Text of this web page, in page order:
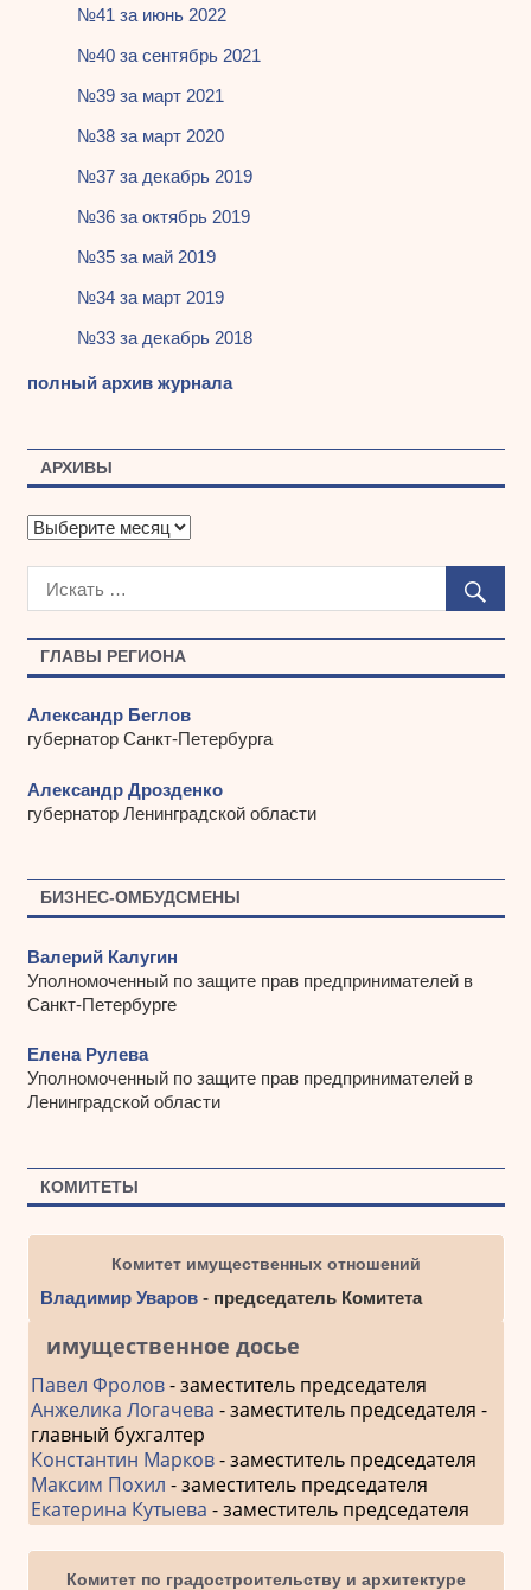
ГЛАВЫ РЕГИОНА
Александр Беглов
губернатор Санкт-Петербурга
Александр Дрозденко
губернатор Ленинградской области
БИЗНЕС-ОМБУДСМЕНЫ
Валерий Калугин
Уполномоченный по защите прав предпринимателей в
Санкт-Петербурге
Елена Рулева
Уполномоченный по защите прав предпринимателей в
Ленинградской области
КОМИТЕТЫ
Комитет имущественных отношений
Владимир Уваров- председатель Комитета
имущественное досье
Павел Фролов- заместитель председателя
Анжелика Логачева - заместитель председателя -
главный бухгалтер
Константин Марков- заместитель председателя
Максим Похил - заместитель председателя
Екатерина Кутыева - заместитель председателя
Комитет по градостроительству и архитектуре
№41 за июнь 2022
№40 за сентябрь 2021
№39 за март 2021
№38 за март 2020
№37 за декабрь 2019
№36 за октябрь 2019
№35 за май 2019
№34 за март 2019
№33 за декабрь 2018
полный архив журнала
АРХИВЫ
А
х
ы